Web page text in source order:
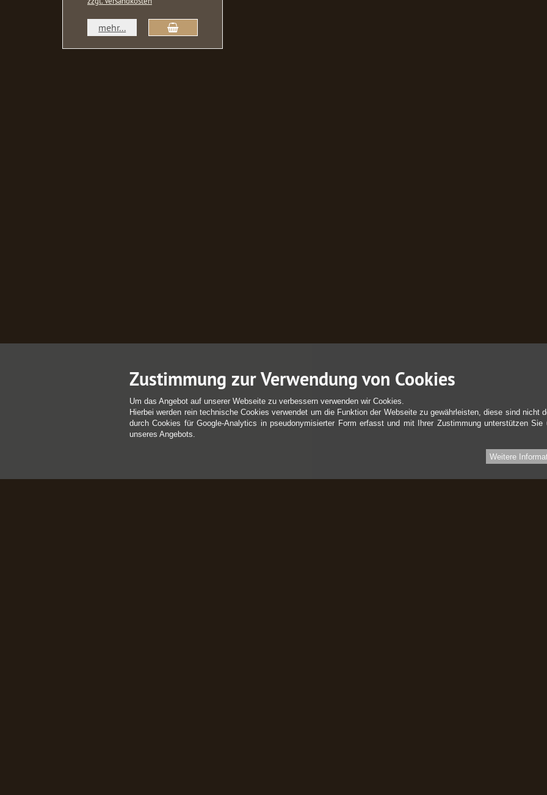
mehr... In den Warenkorb
Zustimmung zur Verwendung von Cookies
Um das Angebot auf unserer Webseite zu verbessern verwenden wir Cookies.
Hierbei werden rein technische Cookies verwendet um die Funktion der Webseite zu gewährleisten, diese sind nicht
durch Cookies für Google-Analytics in pseudonymisierter Form erfasst und mit Ihrer Zustimmung unterstützen
unseres Angebots.
Weitere